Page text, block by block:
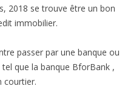
2018 se trouve être un bon
immobilier.
passer par une banque ou
que la banque BforBank ,
courtier.